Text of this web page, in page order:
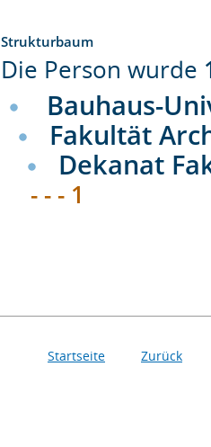
Strukturbaum
Die Person wurde
Bauhaus-
Fakultät
Dekanat
- - - 1
Startseite Zurück